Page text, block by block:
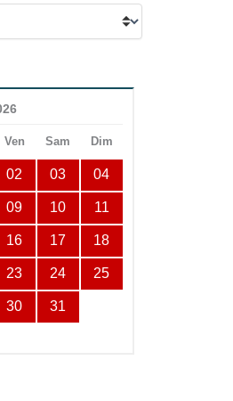
Ven Sam Dim
02 03 04
09 10 11
16 17 18
23 24 25
30 31